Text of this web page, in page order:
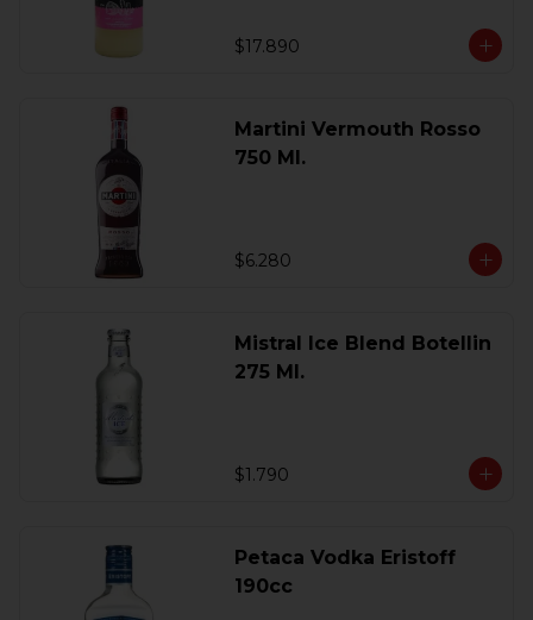
$17.890
Martini Vermouth Rosso
750 Ml.
$6.280
Mistral Ice Blend Botellin
275 Ml.
$1.790
Petaca Vodka Eristoff
190cc